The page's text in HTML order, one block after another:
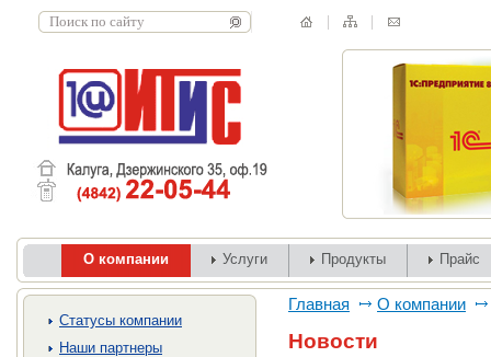
О компании Услуги Продукты Прайс
Cтатусы компании
Наши партнеры
Главная О компании
Новости